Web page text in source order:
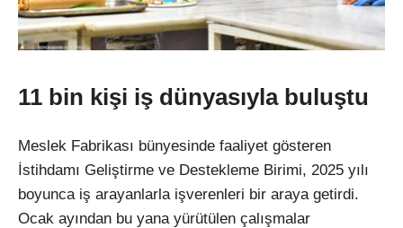
11 bin kişi iş dünyasıyla buluştu
Meslek Fabrikası bünyesinde faaliyet gösteren
İstihdamı Geliştirme ve Destekleme Birimi, 2025 yılı
boyunca iş arayanlarla işverenleri bir araya getirdi.
Ocak ayından bu yana yürütülen çalışmalar